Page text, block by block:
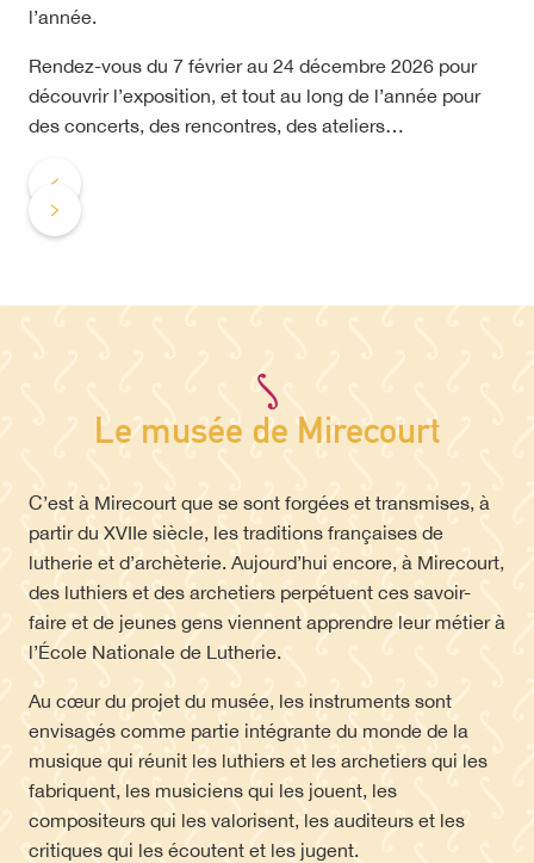
l’année.
Rendez-vous du 7 février au 24 décembre 2026 pour
découvrir l’exposition, et tout au long de l’année pour
des concerts, des rencontres, des ateliers…
Le musée de Mirecourt
C’est à Mirecourt que se sont forgées et transmises, à
partir du XVIIe siècle, les traditions françaises de
lutherie et d’archèterie. Aujourd’hui encore, à Mirecourt,
des luthiers et des archetiers perpétuent ces savoir-
faire et de jeunes gens viennent apprendre leur métier à
l’École Nationale de Lutherie.
Au cœur du projet du musée, les instruments sont
envisagés comme partie intégrante du monde de la
musique qui réunit les luthiers et les archetiers qui les
fabriquent, les musiciens qui les jouent, les
compositeurs qui les valorisent, les auditeurs et les
critiques qui les écoutent et les jugent.